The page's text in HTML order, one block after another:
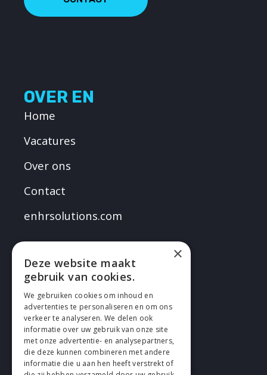
OVER EN
Home
Vacatures
Over ons
Contact
enhrsolutions.com
VOLG EN
×
Deze website maakt
gebruik van cookies.
We gebruiken cookies om inhoud en
advertenties te personaliseren en om ons
verkeer te analyseren. We delen ook
informatie over uw gebruik van onze site
met onze advertentie- en analysepartners,
die deze kunnen combineren met andere
informatie die u aan hen heeft verstrekt of